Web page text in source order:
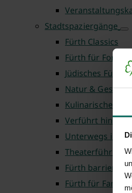
Stadtspaziergänge
Fürth Classics
Fürth für
Jüdisches Fürth
Natur &
Kulinarische
Verführt hinter
Unterwegs in
Fürth
Fürth für